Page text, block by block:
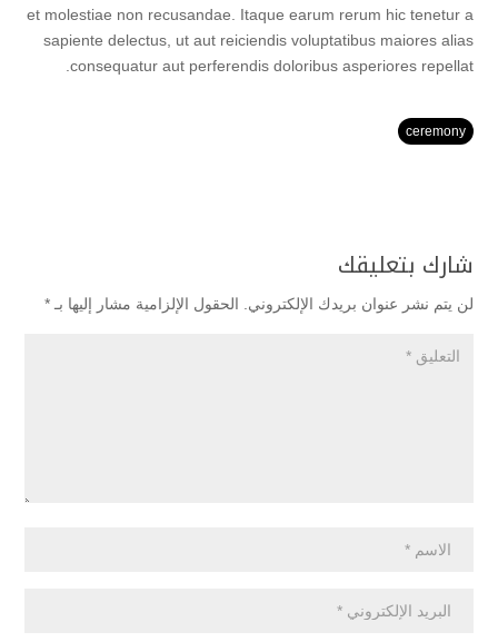
et molestiae non recusandae. Itaque earum rerum hic tenetur a
sapiente delectus, ut aut reiciendis voluptatibus maiores alias
consequatur aut perferendis doloribus asperiores repellat.
ceremony
شارك بتعليقك
لن يتم نشر عنوان بريدك الإلكتروني. الحقول الإلزامية مشار إليها بـ *